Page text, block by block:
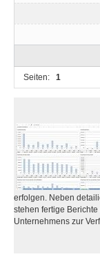
Seiten: 1
erfolgen. Neben
stehen fertige
Unternehmens zur